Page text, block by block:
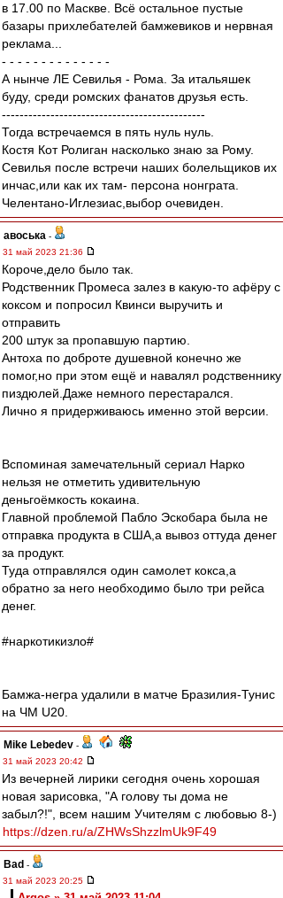
в 17.00 по Маскве. Всё остальное пустые
базары прихлебателей бамжевиков и нервная
реклама...
- - - - - - - - - - - - - -
А нынче ЛЕ Севилья - Рома. За итальяшек
буду, среди ромских фанатов друзья есть.
----------------------------------------------
Тогда встречаемся в пять нуль нуль.
Костя Кот Ролиган насколько знаю за Рому.
Севилья после встречи наших болельщиков их
инчас,или как их там- персона нонграта.
Челентано-Иглезиас,выбор очевиден.
авоська -
31 май 2023 21:36
Короче,дело было так.
Родственник Промеса залез в какую-то афёру с
коксом и попросил Квинси выручить и
отправить
200 штук за пропавшую партию.
Антоха по доброте душевной конечно же
помог,но при этом ещё и навалял родственнику
пиздюлей.Даже немного перестарался.
Лично я придерживаюсь именно этой версии.
Вспоминая замечательный сериал Нарко
нельзя не отметить удивительную
деньгоёмкость кокаина.
Главной проблемой Пабло Эскобара была не
отправка продукта в США,а вывоз оттуда денег
за продукт.
Туда отправлялся один самолет кокса,а
обратно за него необходимо было три рейса
денег.
#наркотикизло#
Бамжа-негра удалили в матче Бразилия-Тунис
на ЧМ U20.
Mike Lebedev -
31 май 2023 20:42
Из вечерней лирики сегодня очень хорошая
новая зарисовка, "А голову ты дома не
забыл?!", всем нашим Учителям с любовью 8-)
https://dzen.ru/a/ZHWsShzzlmUk9F49
Bad -
31 май 2023 20:25